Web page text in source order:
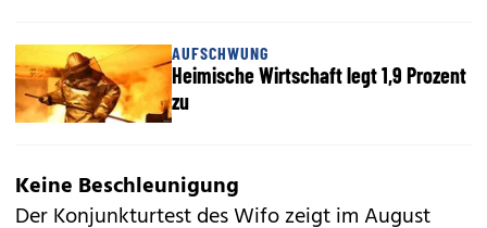
AUFSCHWUNG
Heimische Wirtschaft legt 1,9 Prozent
zu
Keine Beschleunigung
Der Konjunkturtest des Wifo zeigt im August